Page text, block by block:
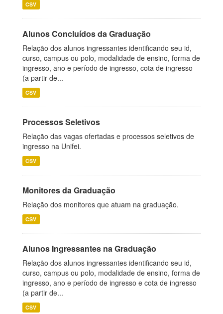
CSV
Alunos Concluídos da Graduação
Relação dos alunos ingressantes identificando seu id,
curso, campus ou polo, modalidade de ensino, forma de
ingresso, ano e período de ingresso, cota de ingresso
(a partir de...
CSV
Processos Seletivos
Relação das vagas ofertadas e processos seletivos de
ingresso na Unifei.
CSV
Monitores da Graduação
Relação dos monitores que atuam na graduação.
CSV
Alunos Ingressantes na Graduação
Relação dos alunos ingressantes identificando seu id,
curso, campus ou polo, modalidade de ensino, forma de
ingresso, ano e período de ingresso e cota de ingresso
(a partir de...
CSV